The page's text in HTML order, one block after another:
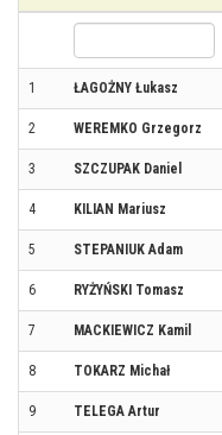
1 ŁAGOŻNY Łukasz
2 WEREMKO Grzegorz
3 SZCZUPAK Daniel
4 KILIAN Mariusz
5 STEPANIUK Adam
6 RYŻYŃSKI Tomasz
7 MACKIEWICZ Kamil
8 TOKARZ Michał
9 TELEGA Artur